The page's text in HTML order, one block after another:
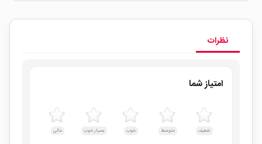
نظرات
امتیاز شما
ضعیف متوسط خوب بسیار خوب عالی